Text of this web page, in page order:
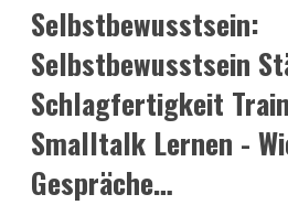
Selbstbewusstsein:
Selbstbewusstsein
Schlagfertigkeit
Smalltalk Lernen -
Gespräche…